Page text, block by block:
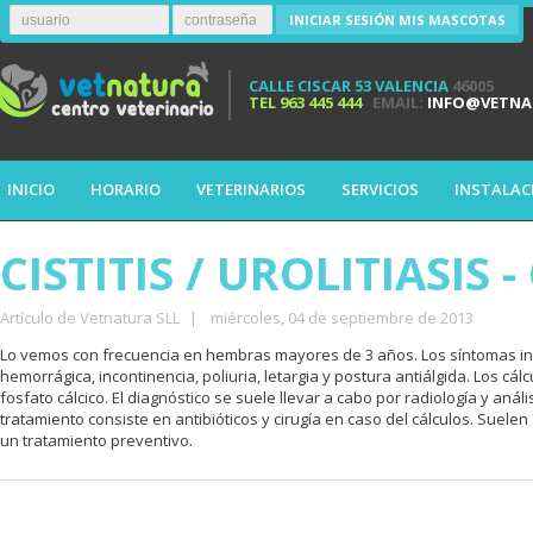
INICIAR SESIÓN MIS MASCOTAS
CALLE CISCAR 53 VALENCIA 46005
TEL 963 445 444EMAIL:
INICIO HORARIO VETERINARIOS SERVICIOS
CISTITIS / UROLITIASIS -
Artículo de Vetnatura SLL |
miércoles, 04 de septiembre de 2013
Lo vemos con frecuencia en hembras mayores de 3 años. Los síntomas
hemorrágica, incontinencia, poliuria, letargia y postura antiálgida. Los
fosfato cálcico. El diagnóstico se suele llevar a cabo por radiología y
tratamiento consiste en antibióticos y cirugía en caso del cálculos.
un tratamiento preventivo.